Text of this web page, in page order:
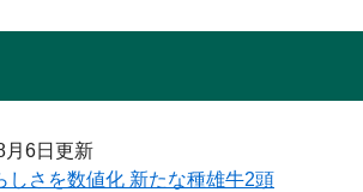
月6日更新
しさを数値化 新たな種雄牛2頭